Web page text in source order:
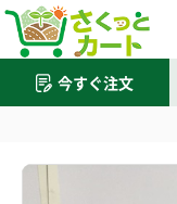
今すぐ注文